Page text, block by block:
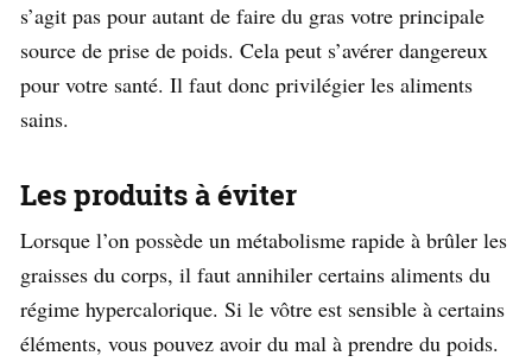
s’agit pas pour autant de faire du gras votre principale
source de prise de poids. Cela peut s’avérer dangereux
pour votre santé. Il faut donc privilégier les aliments
sains.
Les produits à éviter
Lorsque l’on possède un métabolisme rapide à brûler les
graisses du corps, il faut annihiler certains aliments du
régime hypercalorique. Si le vôtre est sensible à certains
éléments, vous pouvez avoir du mal à prendre du poids.